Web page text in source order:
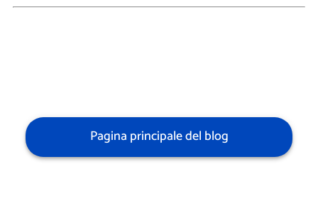
Pagina principale del blog